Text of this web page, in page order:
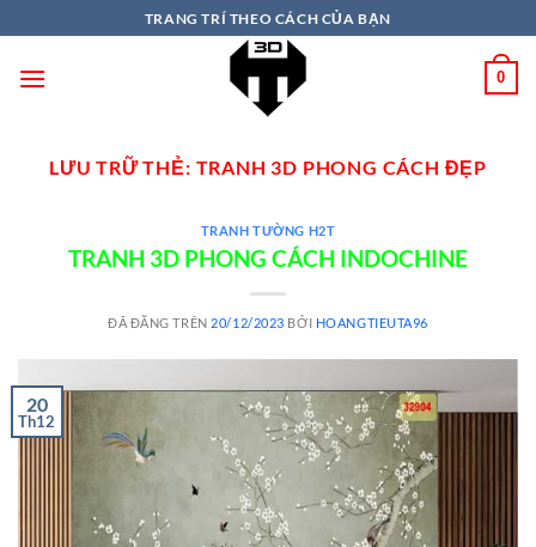
TRANG TRÍ THEO CÁCH CỦA BẠN
0
LƯU TRỮ THẺ: TRANH 3D PHONG CÁCH ĐẸP
TRANH TƯỜNG H2T
TRANH 3D PHONG CÁCH INDOCHINE
ĐÃ ĐĂNG TRÊN 20/12/2023 BỞI HOANGTIEUTA96
20
Th12